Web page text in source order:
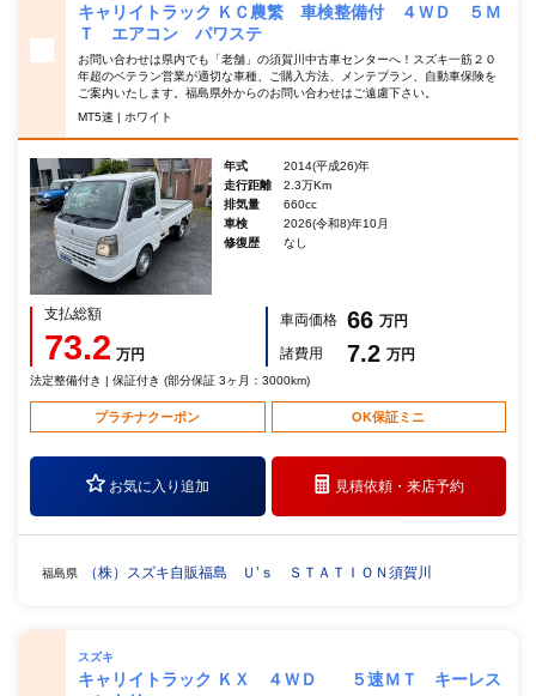
キャリイトラック ＫＣ農繁 車検整備付 ４ＷＤ ５Ｍ
Ｔ エアコン パワステ
お問い合わせは県内でも「老舗」の須賀川中古車センターへ！スズキ一筋２０
年超のベテラン営業が適切な車種、ご購入方法、メンテプラン、自動車保険を
ご案内いたします。福島県外からのお問い合わせはご遠慮下さい。
MT5速 | ホワイト
年式
2014(平成26)年
走行距離
2.3万Km
排気量
660cc
車検
2026(令和8)年10月
修復歴
なし
支払総額
73.2 万円
車両価格 66 万円
諸費用
7.2 万円
法定整備付き | 保証付き (部分保証 3ヶ月：3000km)
プラチナクーポン OK保証ミニ
お気に入り追加 見積依頼・来店予約
福島県 （株）スズキ自販福島 Ｕ’ｓ ＳＴＡＴＩＯＮ須賀川
スズキ
キャリイトラック ＫＸ ４ＷＤ ５速ＭＴ キーレス